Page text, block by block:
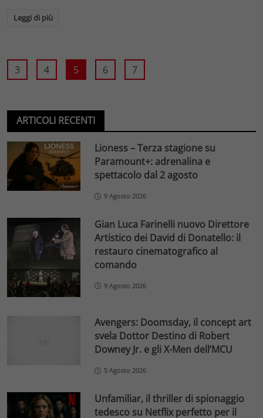
Leggi di più
3 4 5 6 7
ARTICOLI RECENTI
Lioness – Terza stagione su
Paramount+: adrenalina e
spettacolo dal 2 agosto
9 Agosto 2026
Gian Luca Farinelli nuovo Direttore
Artistico dei David di Donatello: il
restauro cinematografico al
comando
9 Agosto 2026
Avengers: Doomsday, il concept art
svela Dottor Destino di Robert
Downey Jr. e gli X-Men dell’MCU
5 Agosto 2026
Unfamiliar, il thriller di spionaggio
tedesco su Netflix perfetto per il